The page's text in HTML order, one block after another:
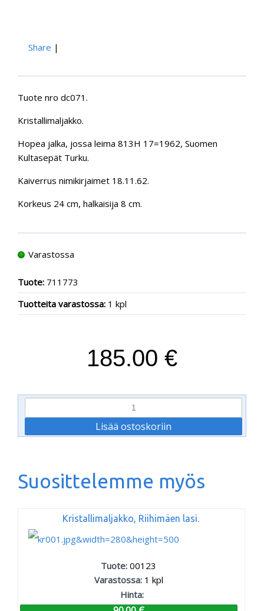
Share |
Tuote nro dc071.
Kristallimaljakko.
Hopea jalka, jossa leima 813H 17=1962, Suomen
Kultasepät Turku.
Kaiverrus nimikirjaimet 18.11.62.
Korkeus 24 cm, halkaisija 8 cm.
Varastossa
Tuote: 711773
Tuotteita varastossa: 1 kpl
185.00 €
Suosittelemme myös
Kristallimaljakko, Riihimäen lasi.
Tuote:00123
Varastossa: 1 kpl
Hinta: